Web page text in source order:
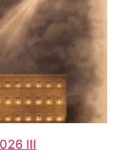
III